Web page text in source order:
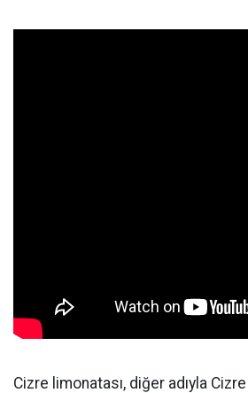
Cizre limonatası, diğer adıyla